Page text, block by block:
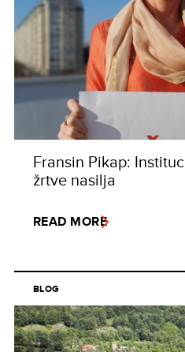
Fransin Pikap:
žrtve nasilja
READ MORE
BLOG